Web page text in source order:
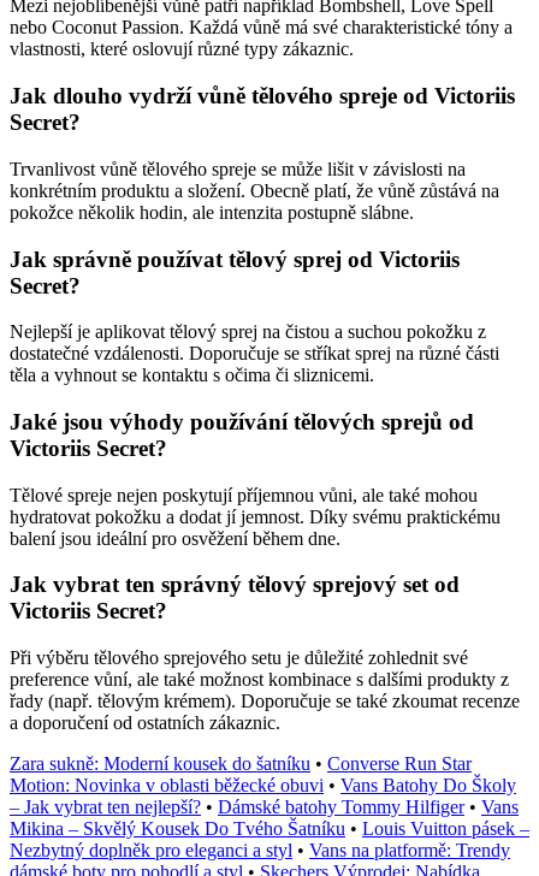
Mezi nejoblíbenější vůně patří například Bombshell, Love Spell
nebo Coconut Passion. Každá vůně má své charakteristické tóny a
vlastnosti, které oslovují různé typy zákaznic.
Jak dlouho vydrží vůně tělového spreje od Victoriis
Secret?
Trvanlivost vůně tělového spreje se může lišit v závislosti na
konkrétním produktu a složení. Obecně platí, že vůně zůstává na
pokožce několik hodin, ale intenzita postupně slábne.
Jak správně používat tělový sprej od Victoriis
Secret?
Nejlepší je aplikovat tělový sprej na čistou a suchou pokožku z
dostatečné vzdálenosti. Doporučuje se stříkat sprej na různé části
těla a vyhnout se kontaktu s očima či sliznicemi.
Jaké jsou výhody používání tělových sprejů od
Victoriis Secret?
Tělové spreje nejen poskytují příjemnou vůni, ale také mohou
hydratovat pokožku a dodat jí jemnost. Díky svému praktickému
balení jsou ideální pro osvěžení během dne.
Jak vybrat ten správný tělový sprejový set od
Victoriis Secret?
Při výběru tělového sprejového setu je důležité zohlednit své
preference vůní, ale také možnost kombinace s dalšími produkty z
řady (např. tělovým krémem). Doporučuje se také zkoumat recenze
a doporučení od ostatních zákaznic.
Zara sukně: Moderní kousek do šatníku • Converse Run Star
Motion: Novinka v oblasti běžecké obuvi • Vans Batohy Do Školy
– Jak vybrat ten nejlepší? • Dámské batohy Tommy Hilfiger• Vans
Mikina – Skvělý Kousek Do Tvého Šatníku • Louis Vuitton pásek –
Nezbytný doplněk pro eleganci a styl • Vans na platformě: Trendy